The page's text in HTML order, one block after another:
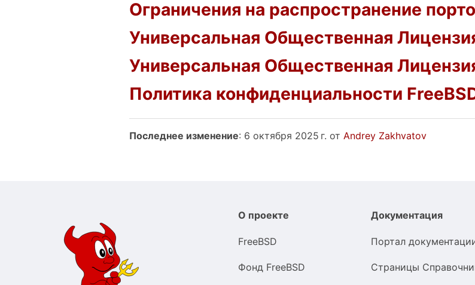
Ограничения на распространение
Универсальная Общественная
Универсальная Общественная
Политика конфиденциальности
Последнее изменение: 6 октября 2025 г. от Andrey Zakhvatov
О проекте
FreeBSD
Фонд FreeBSD
Документация
Портал
Страницы